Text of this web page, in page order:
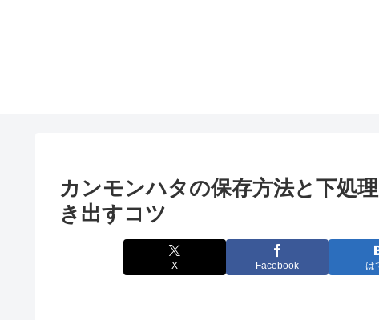
カンモンハタの保存方法と下処
き出すコツ
X Facebook は